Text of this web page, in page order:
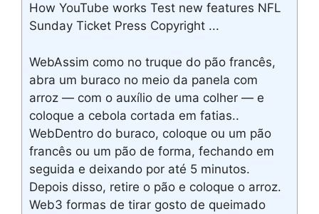
How YouTube works Test new features NFL
Sunday Ticket Press Copyright ...
WebAssim como no truque do pão francês,
abra um buraco no meio da panela com
arroz — com o auxílio de uma colher — e
coloque a cebola cortada em fatias..
WebDentro do buraco, coloque ou um pão
francês ou um pão de forma, fechando em
seguida e deixando por até 5 minutos.
Depois disso, retire o pão e coloque o arroz.
Web3 formas de tirar gosto de queimado